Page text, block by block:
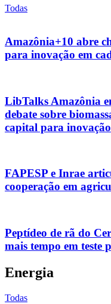
Todas
Amazônia+10 abre
para inovação em
LibTalks Amazônia
debate sobre
capital para inovação
FAPESP e Inrae
cooperação em
Peptídeo de rã do
mais tempo em teste
Energia
Todas